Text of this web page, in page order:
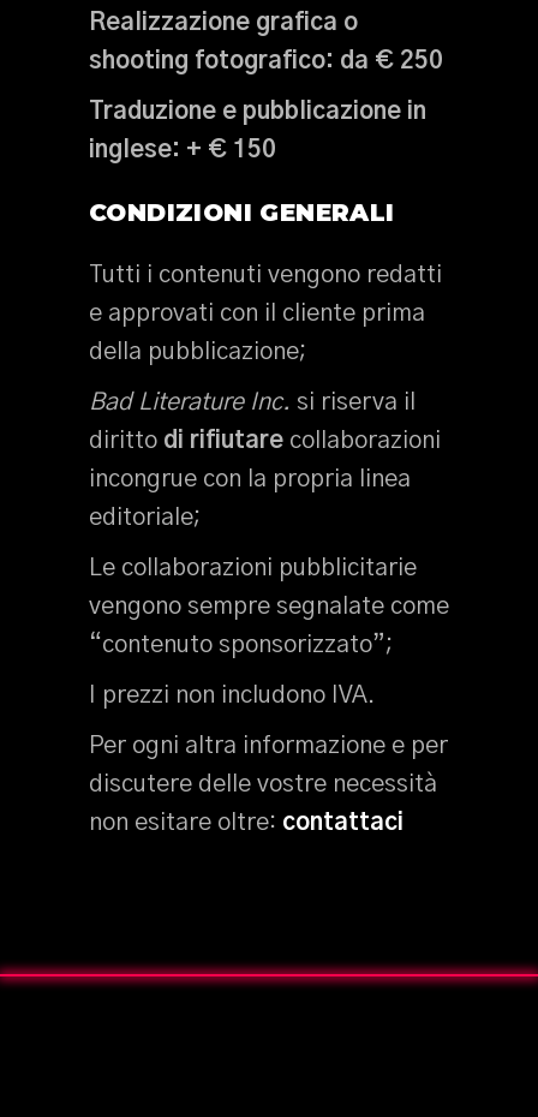
Realizzazione grafica o
shooting fotografico: da € 250
Traduzione e pubblicazione in
inglese: + € 150
CONDIZIONI GENERALI
Tutti i contenuti vengono redatti
e approvati con il cliente prima
della pubblicazione;
Bad Literature Inc. si riserva il
diritto di rifiutare collaborazioni
incongrue con la propria linea
editoriale;
Le collaborazioni pubblicitarie
vengono sempre segnalate come
“contenuto sponsorizzato”;
I prezzi non includono IVA.
Per ogni altra informazione e per
discutere delle vostre necessità
non esitare oltre: contattaci